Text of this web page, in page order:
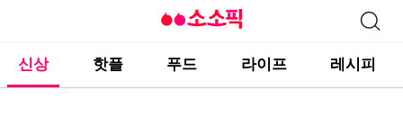
신상 핫플 푸드 라이프 레시피